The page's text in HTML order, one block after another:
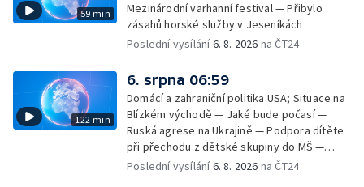
59 min
Mezinárodní varhanní festival — Přibylo
zásahů horské služby v Jeseníkách
Poslední vysílání6. 8. 2026 na ČT24
122 min
6. srpna 06:59
Domácí a zahraniční politika USA; Situace na
Blízkém východě — Jaké bude počasí —
Ruská agrese na Ukrajině — Podpora dítěte
při přechodu z dětské skupiny do MŠ —
Filmové premiéry týdne — Dvě deci tuše v
Poslední vysílání6. 8. 2026 na ČT24